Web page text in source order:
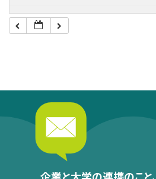
企業と大学の連携のこと、